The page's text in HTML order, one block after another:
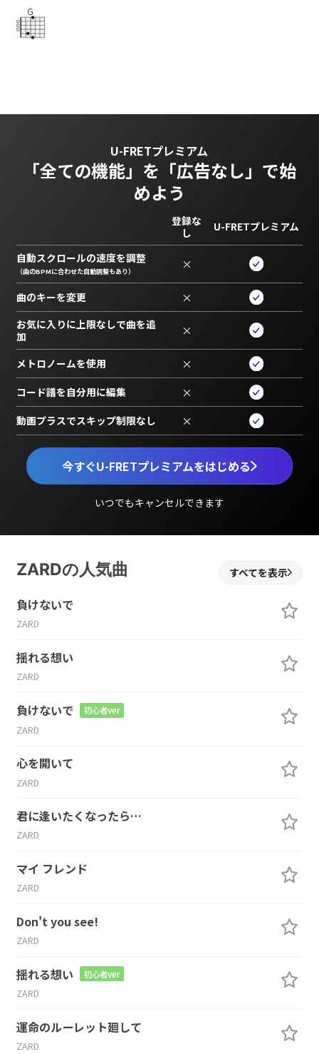
G
U-FRETプレミアム
「全ての機能」を 「広告なし」で始
めよう
今すぐU-FRETプレミアムをはじめる
いつでもキャンセルできます
登録な
し
U-FRETプレミアム
自動スクロールの速度を調整
（曲のBPMに合わせた自動調整もあり） ×
曲のキーを変更 ×
お気に入りに上限なしで曲を追
加
×
メトロノームを使用 ×
コード譜を自分用に編集 ×
動画プラスでスキップ制限なし ×
ZARDの人気曲 すべてを表示
負けないで
ZARD
揺れる想い
ZARD
負けないで 初心者ver
ZARD
心を開いて
ZARD
君に逢いたくなったら…
ZARD
マイ フレンド
ZARD
Don't you see!
ZARD
揺れる想い 初心者ver
ZARD
運命のルーレット廻して
ZARD